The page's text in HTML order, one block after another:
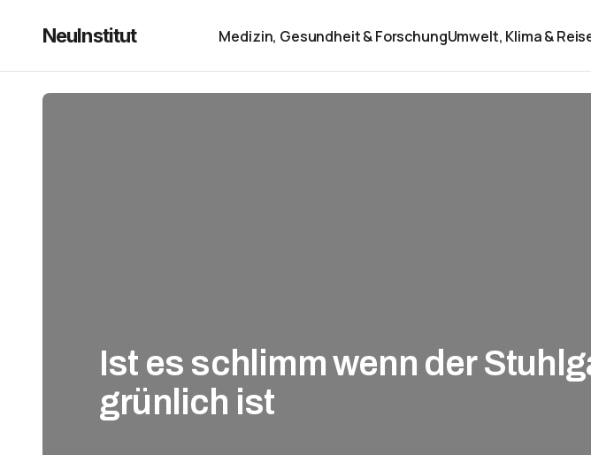
NeuInstitut Medizin, Gesundheit & ForschungUmwelt, Klima &
Ist es schlimm wenn der
grünlich ist